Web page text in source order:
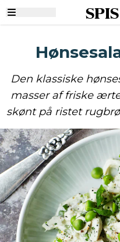
Den klassiske
masser af friske
skønt på ristet